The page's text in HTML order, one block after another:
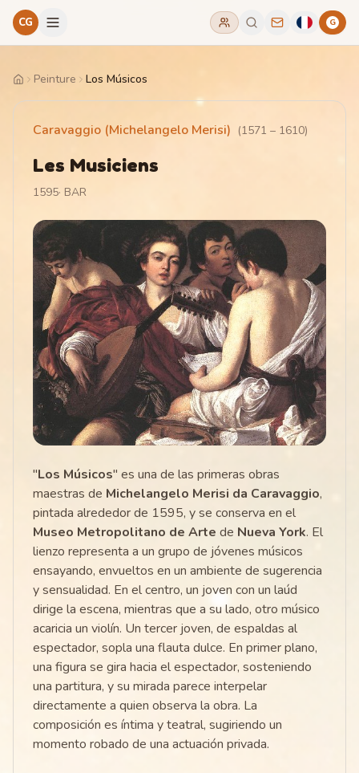
CG G
HomePeinture Los Músicos
Caravaggio (Michelangelo Merisi) (1571 – 1610)
Les Musiciens
1595· BAR
"Los Músicos" es una de las primeras obras
maestras de Michelangelo Merisi da Caravaggio,
pintada alrededor de 1595, y se conserva en el
Museo Metropolitano de Arte de Nueva York. El
lienzo representa a un grupo de jóvenes músicos
ensayando, envueltos en un ambiente de sugerencia
y sensualidad. En el centro, un joven con un laúd
dirige la escena, mientras que a su lado, otro músico
acaricia un violín. Un tercer joven, de espaldas al
espectador, sopla una flauta dulce. En primer plano,
una figura se gira hacia el espectador, sosteniendo
una partitura, y su mirada parece interpelar
directamente a quien observa la obra. La
composición es íntima y teatral, sugiriendo un
momento robado de una actuación privada.